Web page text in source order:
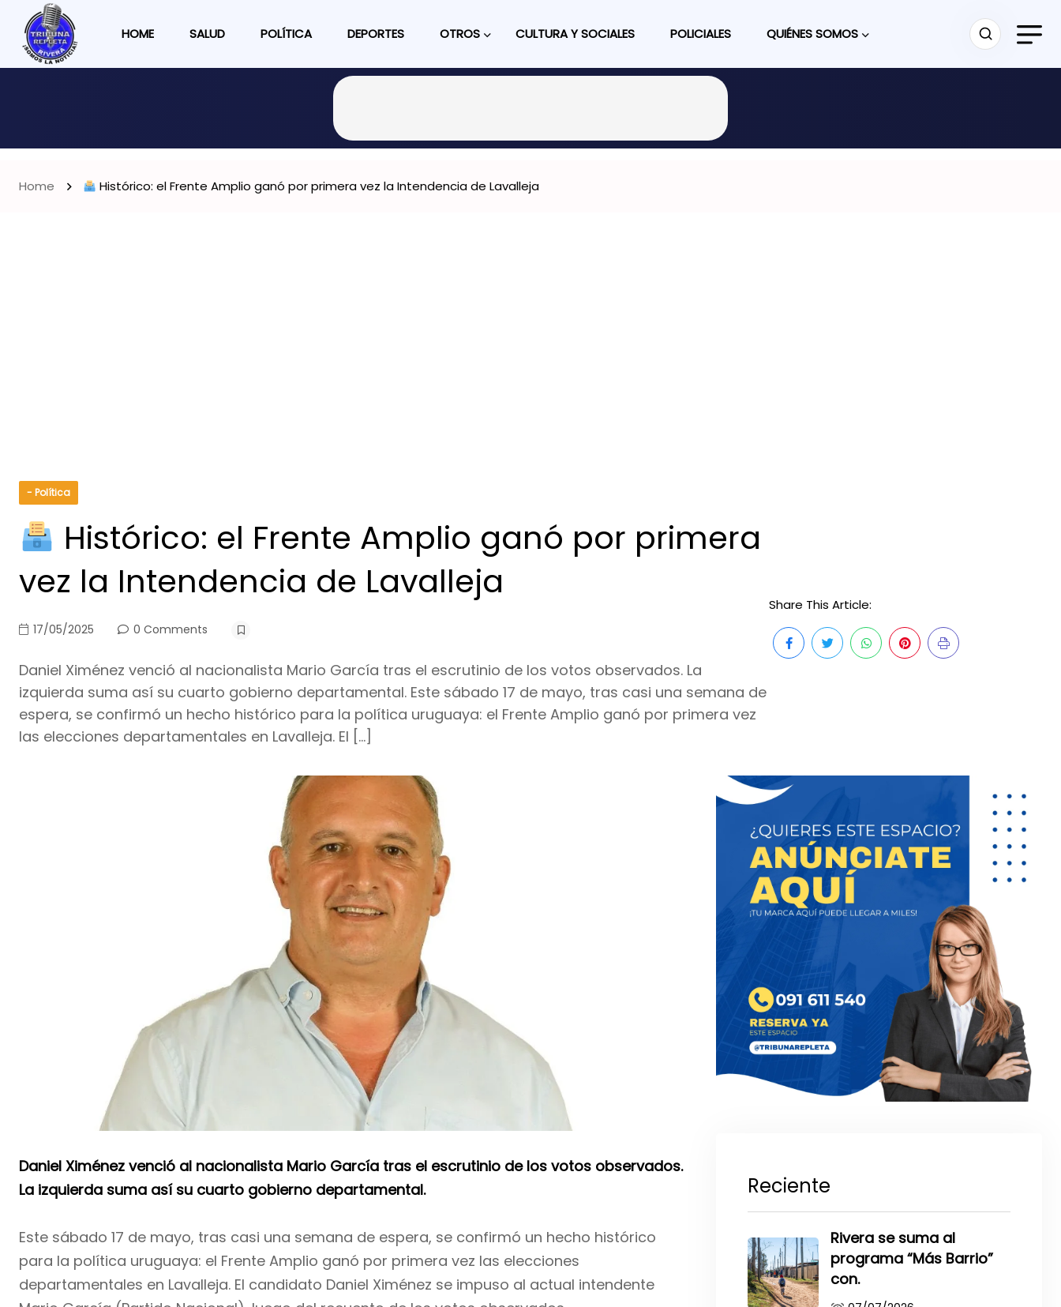
HOME SALUD POLÍTICA DEPORTES OTROS CULTURA Y SOCIALES POLICIALES QUIÉNES SOMOS
Home Histórico: el Frente Amplio ganó por primera vez la Intendencia de Lavalleja
- Política
Histórico: el Frente Amplio ganó por primera
vez la Intendencia de Lavalleja
17/05/2025 0 Comments
Daniel Ximénez venció al nacionalista Mario García tras el escrutinio de los votos observados. La
izquierda suma así su cuarto gobierno departamental. Este sábado 17 de mayo, tras casi una semana de
espera, se confirmó un hecho histórico para la política uruguaya: el Frente Amplio ganó por primera vez
las elecciones departamentales en Lavalleja. El […]
Share This Article:
Daniel Ximénez venció al nacionalista Mario García tras el escrutinio de los votos observados.
La izquierda suma así su cuarto gobierno departamental.
Este sábado 17 de mayo, tras casi una semana de espera, se confirmó un hecho histórico
para la política uruguaya: el Frente Amplio ganó por primera vez las elecciones
departamentales en Lavalleja. El candidato Daniel Ximénez se impuso al actual intendente
Reciente
Rivera se suma al
programa “Más Barrio”
con.